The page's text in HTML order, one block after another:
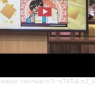
watch?v=sT8EukztJ_4